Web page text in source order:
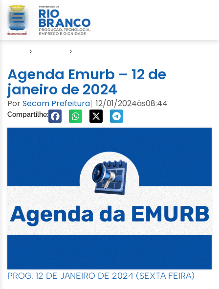
› ›
Agenda Emurb – 12 de
janeiro de 2024
PorSecom Prefeitura| 12/01/2024às08:44
Compartilhe:
PROG. 12 DE JANEIRO DE 2024 (SEXTA FEIRA)